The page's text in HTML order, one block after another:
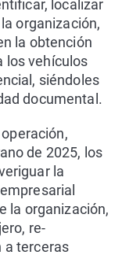
localizar
organización,
la obtención
los vehículos
siéndoles
documental.
de 2025, los
la
la organización,
re-
a terceras